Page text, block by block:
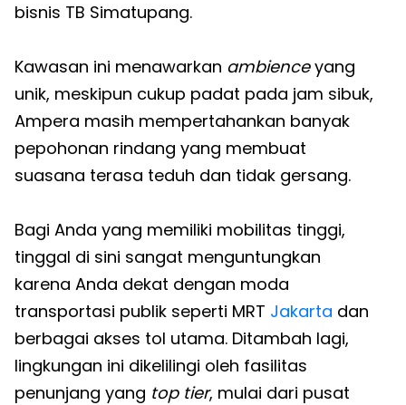
bisnis TB Simatupang.
Kawasan ini menawarkan ambienceyang
unik, meskipun cukup padat pada jam sibuk,
Ampera masih mempertahankan banyak
pepohonan rindang yang membuat
suasana terasa teduh dan tidak gersang.
Bagi Anda yang memiliki mobilitas tinggi,
tinggal di sini sangat menguntungkan
karena Anda dekat dengan moda
transportasi publik seperti MRT Jakarta dan
berbagai akses tol utama. Ditambah lagi,
lingkungan ini dikelilingi oleh fasilitas
penunjang yang top tier, mulai dari pusat